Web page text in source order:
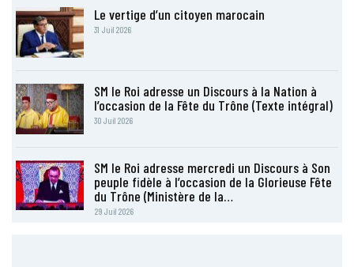
Le vertige d’un citoyen marocain
31 Juil 2026
SM le Roi adresse un Discours à la Nation à
l’occasion de la Fête du Trône (Texte intégral)
30 Juil 2026
SM le Roi adresse mercredi un Discours à Son
peuple fidèle à l’occasion de la Glorieuse Fête
du Trône (Ministère de la…
29 Juil 2026